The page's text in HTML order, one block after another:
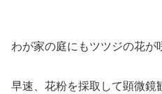
わが家の庭にもツツジの花が
早速、花粉を採取して顕微鏡